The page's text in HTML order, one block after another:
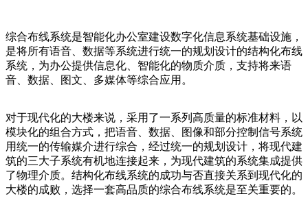
综合布线系统是智能化办公室建设数字化信息系统基础设施，
是将所有语音、数据等系统进行统一的规划设计的结构化布线
系统，为办公提供信息化、智能化的物质介质，支持将来语
音、数据、图文、多媒体等综合应用。
对于现代化的大楼来说，采用了一系列高质量的标准材料，以
模块化的组合方式，把语音、数据、图像和部分控制信号系统
用统一的传输媒介进行综合，经过统一的规划设计，将现代建
筑的三大子系统有机地连接起来，为现代建筑的系统集成提供
了物理介质。结构化布线系统的成功与否直接关系到现代化的
大楼的成败，选择一套高品质的综合布线系统是至关重要的。